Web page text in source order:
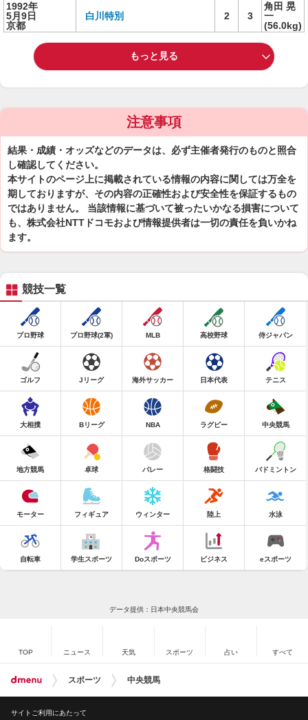
1992年
5月9日
京都
白川特別 2 3
角田 晃
一
(56.0kg)
もっと見る
注意事項
結果・成績・オッズなどのデータは、必ず主催者発行のものと照合
し確認してください。
本サイトのページ上に掲載されている情報の内容に関しては万全を
期しておりますが、その内容の正確性および安全性を保証するもの
ではありません。 当該情報に基づいて被ったいかなる損害について
も、株式会社NTTドコモおよび情報提供者は一切の責任を負いかね
ます。
競技一覧
プロ野球 プロ野球(2軍) MLB 高校野球 侍ジャパン
ゴルフ Jリーグ 海外サッカー 日本代表 テニス
大相撲 Bリーグ NBA ラグビー 中央競馬
地方競馬 卓球 バレー 格闘技 バドミントン
モーター フィギュア ウィンター 陸上 水泳
自転車 学生スポーツ Doスポーツ ビジネス eスポーツ
データ提供：日本中央競馬会
TOP ニュース 天気 スポーツ 占い すべて
スポーツ 中央競馬
サイトご利用にあたって